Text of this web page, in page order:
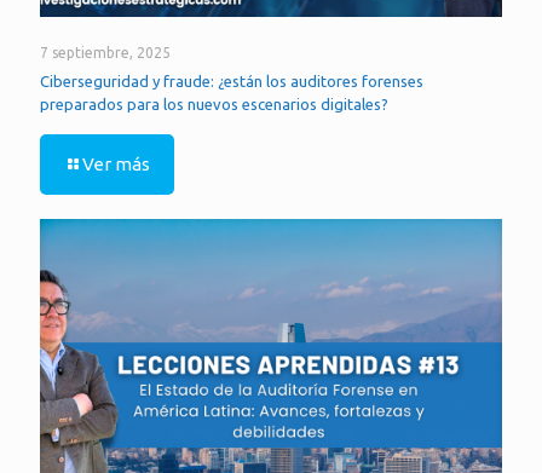
7 septiembre, 2025
Ciberseguridad y fraude: ¿están los auditores forenses
preparados para los nuevos escenarios digitales?
Ver más